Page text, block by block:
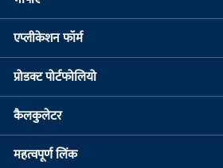
एप्लीकेशन फॉर्म
प्रोडक्ट पोर्टफोलियो
कैलकुलेटर
महत्वपूर्ण लिंक